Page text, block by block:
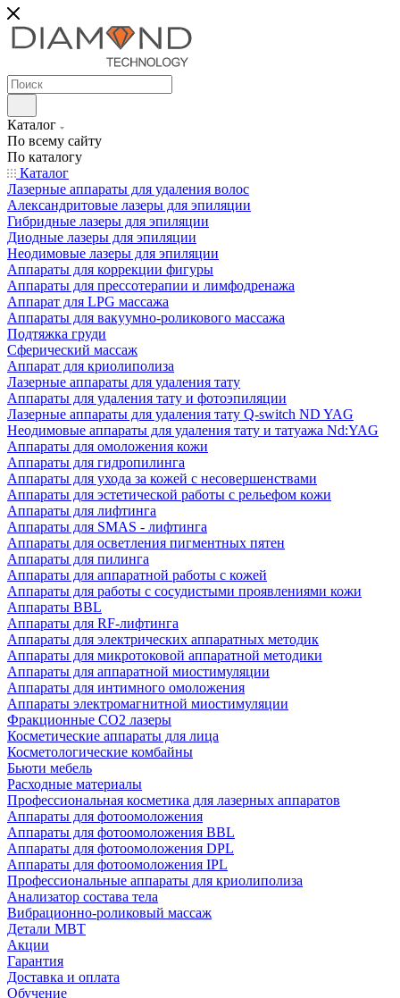
Каталог
По всему сайту
По каталогу
Каталог
Лазерные аппараты для удаления волос
Александритовые лазеры для эпиляции
Гибридные лазеры для эпиляции
Диодные лазеры для эпиляции
Неодимовые лазеры для эпиляции
Аппараты для коррекции фигуры
Аппараты для прессотерапии и лимфодренажа
Аппарат для LPG массажа
Аппараты для вакуумно-роликового массажа
Подтяжка груди
Сферический массаж
Аппарат для криолиполиза
Лазерные аппараты для удаления тату
Аппараты для удаления тату и фотоэпиляции
Лазерные аппараты для удаления тату Q-switch ND YAG
Неодимовые аппараты для удаления тату и татуажа Nd:YAG
Аппараты для омоложения кожи
Аппараты для гидропилинга
Аппараты для ухода за кожей с несовершенствами
Аппараты для эстетической работы с рельефом кожи
Аппараты для лифтинга
Аппараты для SMAS - лифтинга
Аппараты для осветления пигментных пятен
Аппараты для пилинга
Аппараты для аппаратной работы с кожей
Аппараты для работы с сосудистыми проявлениями кожи
Аппараты BBL
Аппараты для RF-лифтинга
Аппараты для электрических аппаратных методик
Аппараты для микротоковой аппаратной методики
Аппараты для аппаратной миостимуляции
Аппараты для интимного омоложения
Аппараты электромагнитной миостимуляции
Фракционные CO2 лазеры
Косметические аппараты для лица
Косметологические комбайны
Бьюти мебель
Расходные материалы
Профессиональная косметика для лазерных аппаратов
Аппараты для фотоомоложения
Аппараты для фотоомоложения BBL
Аппараты для фотоомоложения DPL
Аппараты для фотоомоложения IPL
Профессиональные аппараты для криолиполиза
Анализатор состава тела
Вибрационно-роликовый массаж
Детали MBT
Акции
Гарантия
Доставка и оплата
Обучение